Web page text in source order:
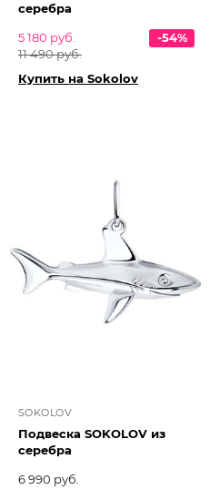
серебра
5 180 руб.
11 490 руб.
-54%
Купить на Sokolov
SOKOLOV
Подвеска SOKOLOV из
серебра
6 990 руб.